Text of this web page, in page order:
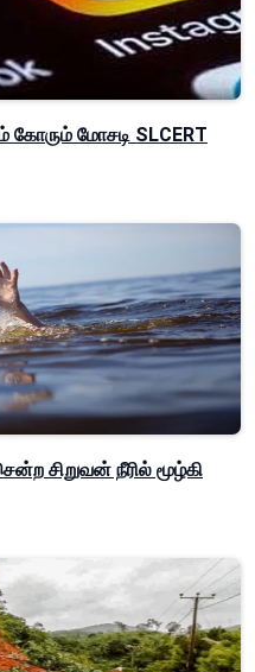
மோசடி SLCERT
சிறுவன் நீரில் மூழ்கி